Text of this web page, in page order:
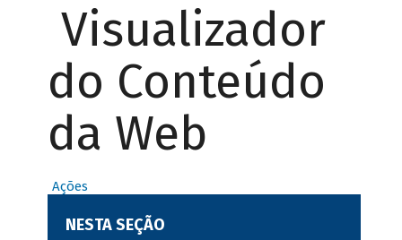
Visualizador
do Conteúdo
da Web
Ações
NESTA SEÇÃO